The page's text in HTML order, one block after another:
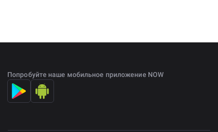
Попробуйте наше мобильное приложение NOW